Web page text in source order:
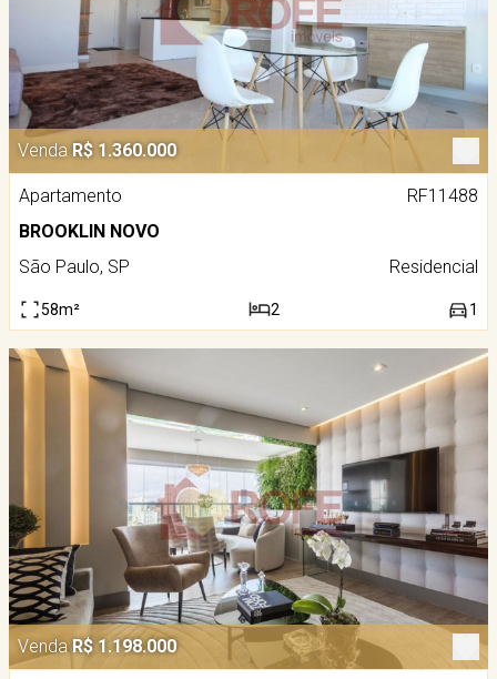
Venda R$ 1.360.000
Apartamento
RF11488
BROOKLIN NOVO
São Paulo, SP
Residencial
58m² 2 1
Venda R$ 1.198.000